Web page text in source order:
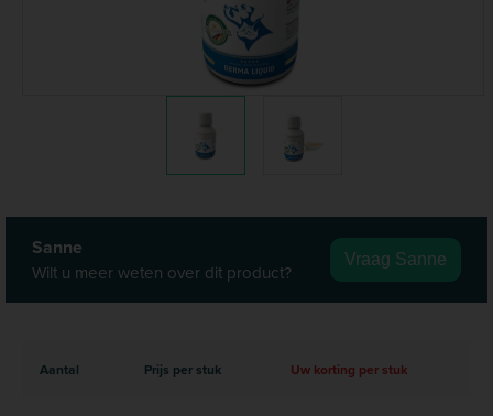
Sanne
Wilt u meer weten over dit product?
Vraag Sanne
Aantal Prijs per stuk Uw korting per stuk